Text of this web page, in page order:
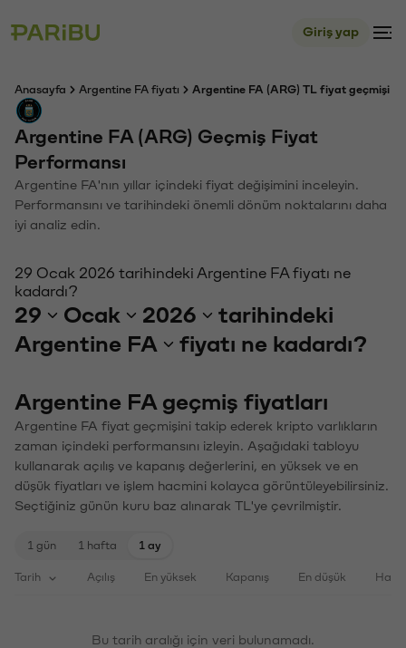
Giriş yap
Anasayfa Argentine FA fiyatı Argentine FA (ARG) TL fiyat geçmişi
Argentine FA (ARG) Geçmiş Fiyat
Performansı
Argentine FA'nın yıllar içindeki fiyat değişimini inceleyin.
Performansını ve tarihindeki önemli dönüm noktalarını daha
iyi analiz edin.
29 Ocak 2026 tarihindeki Argentine FA fiyatı ne
kadardı?
29 Ocak 2026
tarihindeki
Argentine FA
fiyatı ne kadardı?
Argentine FA geçmiş fiyatları
Argentine FA fiyat geçmişini takip ederek kripto varlıkların
zaman içindeki performansını izleyin. Aşağıdaki tabloyu
kullanarak açılış ve kapanış değerlerini, en yüksek ve en
düşük fiyatları ve işlem hacmini kolayca görüntüleyebilirsiniz.
Seçtiğiniz günün kuru baz alınarak TL'ye çevrilmiştir.
1 gün 1 hafta 1 ay
Tarih Açılış En yüksek Kapanış En düşük
Bu tarih aralığı için veri bulunamadı.